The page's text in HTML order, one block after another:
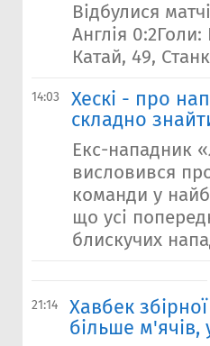
Відбулися
Англія 0:2Голи:
Катай, 49,
14:03
Хескі - про
складно
Екс-нападник
висловився
команди у
що усі
блискучих
21:14
Хавбек
більше м'ячів,